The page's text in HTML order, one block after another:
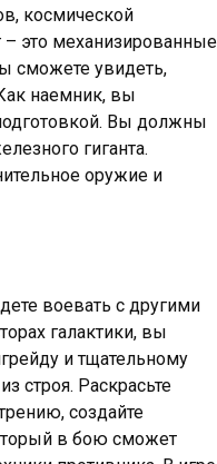
космической
это механизированные
сможете увидеть,
наемник, вы
Вы должны
гиганта.
оружие и
воевать с другими
галактики, вы
и тщательному
строя. Раскрасьте
создайте
в бою сможет